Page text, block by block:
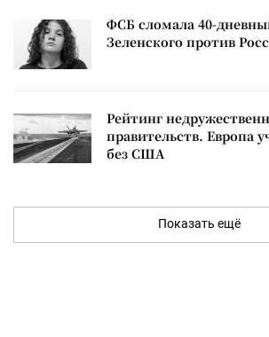
ФСБ сломала 40-
Зеленского против
Рейтинг
правительств. Европа
без США
Показать ещё